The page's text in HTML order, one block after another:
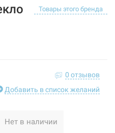
Товары этого бренда
0 отзывов
Добавить в список желаний
Нет в наличии